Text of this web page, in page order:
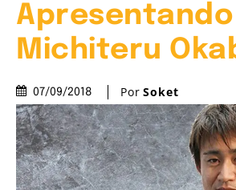
Apresentando
Michiteru
07/09/2018 Por Soket